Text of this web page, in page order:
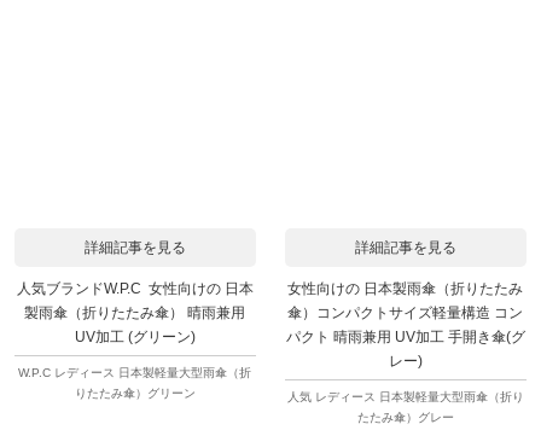
詳細記事を見る
人気ブランドW.P.C 女性向けの 日本
製雨傘（折りたたみ傘） 晴雨兼用
UV加工 (グリーン)
W.P.C レディース 日本製軽量大型雨傘（折
りたたみ傘）グリーン
詳細記事を見る
女性向けの 日本製雨傘（折りたたみ
傘）コンパクトサイズ軽量構造 コン
パクト 晴雨兼用 UV加工 手開き傘(グ
レー)
人気 レディース 日本製軽量大型雨傘（折り
たたみ傘）グレー